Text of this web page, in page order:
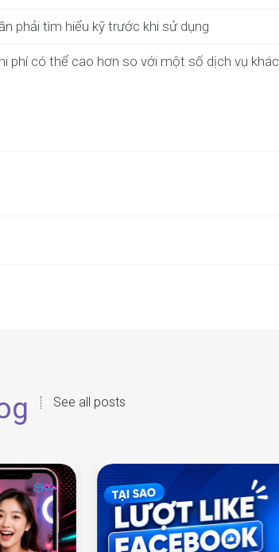
phải tìm hiểu kỹ trước khi sử dụng
phí có thể cao hơn so với một số dịch vụ khác
See all posts